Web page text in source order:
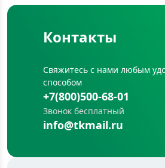
Контакты
Свяжитесь с нами любым
способом
+7(800)500-68-01
Звонок бесплатный
info@tkmail.ru